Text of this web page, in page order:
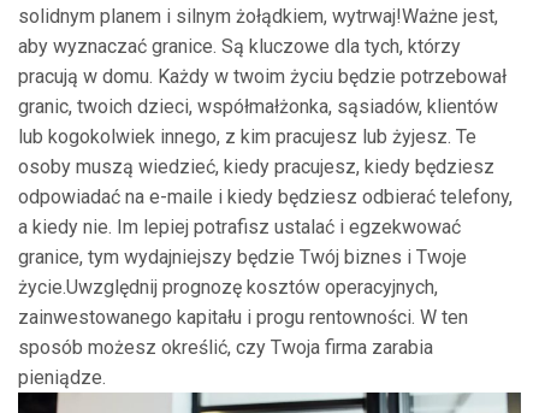
solidnym planem i silnym żołądkiem, wytrwaj!Ważne jest,
aby wyznaczać granice. Są kluczowe dla tych, którzy
pracują w domu. Każdy w twoim życiu będzie potrzebował
granic, twoich dzieci, współmałżonka, sąsiadów, klientów
lub kogokolwiek innego, z kim pracujesz lub żyjesz. Te
osoby muszą wiedzieć, kiedy pracujesz, kiedy będziesz
odpowiadać na e-maile i kiedy będziesz odbierać telefony,
a kiedy nie. Im lepiej potrafisz ustalać i egzekwować
granice, tym wydajniejszy będzie Twój biznes i Twoje
życie.Uwzględnij prognozę kosztów operacyjnych,
zainwestowanego kapitału i progu rentowności. W ten
sposób możesz określić, czy Twoja firma zarabia
pieniądze.